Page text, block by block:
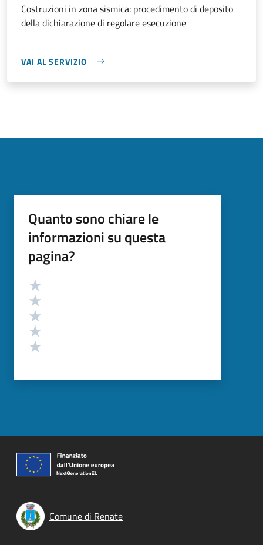
Costruzioni in zona sismica: procedimento di deposito
della dichiarazione di regolare esecuzione
VAI AL SERVIZIO
Quanto sono chiare le
informazioni su questa
pagina?
Valutazione
Comune di Renate